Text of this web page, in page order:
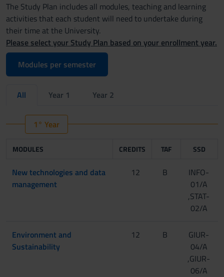
The Study Plan includes all modules, teaching and learning
activities that each student will need to undertake during
their time at the University.
Please select your Study Plan based on your enrollment year.
Modules per semester
All Year 1 Year 2
1° Year
MODULES CREDITS TAF SSD
New technologies and data
management
12 B
INFO-
01/A
,STAT-
02/A
Environment and
Sustainability
12 B
GIUR-
04/A
,GIUR-
06/A